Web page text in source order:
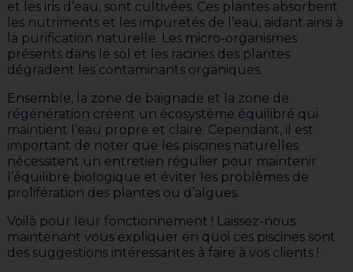
et les iris d’eau, sont cultivées. Ces plantes absorbent
les nutriments et les impuretés de l’eau, aidant ainsi à
la purification naturelle. Les micro-organismes
présents dans le sol et les racines des plantes
dégradent les contaminants organiques.
Ensemble, la zone de baignade et la zone de
régénération créent un écosystème équilibré qui
maintient l’eau propre et claire. Cependant, il est
important de noter que les piscines naturelles
nécessitent un entretien régulier pour maintenir
l’équilibre biologique et éviter les problèmes de
prolifération des plantes ou d’algues.
Voilà pour leur fonctionnement ! Laissez-nous
maintenant vous expliquer en quoi ces piscines sont
des suggestions intéressantes à faire à vos clients !